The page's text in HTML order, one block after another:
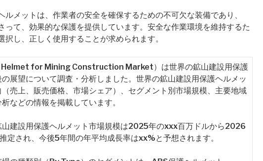
ルメットは、作業者の安全を確保するための不可欠な装備であり、
って、効果的な保護を提供しています。安全な作業環境を維持するた
し、正しく使用することが求められます。
for Mining Construction Market）は世界の鉱山建設用保護
展望について調査・分析しました。世界の鉱山建設用保護ヘルメッ
（売上、販売価格、市場シェア）、セグメント別市場規模、主要地域
などの情報を掲載しています。
山建設用保護ヘルメット市場規模は2025年のxxx百万ドルから2026
定され、今後5年間の年平均成長率はxx%と予想されます。